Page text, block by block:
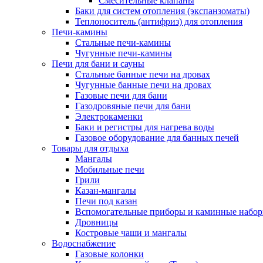
Баки для систем отопления (экспанзоматы)
Теплоноситель (антифриз) для отопления
Печи-камины
Стальные печи-камины
Чугунные печи-камины
Печи для бани и сауны
Стальные банные печи на дровах
Чугунные банные печи на дровах
Газовые печи для бани
Газодровяные печи для бани
Электрокаменки
Баки и регистры для нагрева воды
Газовое оборудование для банных печей
Товары для отдыха
Мангалы
Мобильные печи
Грили
Казан-мангалы
Печи под казан
Вспомогательные приборы и каминные
Дровницы
Костровые чаши и мангалы
Водоснабжение
Газовые колонки